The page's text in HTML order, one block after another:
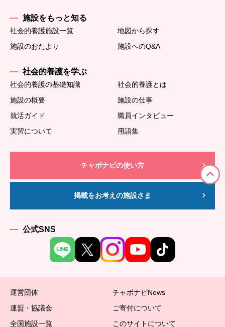
施設をもっと知る
社会的養護施設一覧
地図から探す
施設のおたより
施設へのQ&A
社会的養護を学ぶ
社会的養護の基礎知識
社会的養護とは
施設の概要
施設の仕事
就活ガイド
職員インタビュー
実習について
用語集
チャボナビの使い方
掲載をお考えの施設さま
公式SNS
運営団体
チャボナビNews
連盟・協議会
ご寄付について
全国施設一覧
このサイトについて